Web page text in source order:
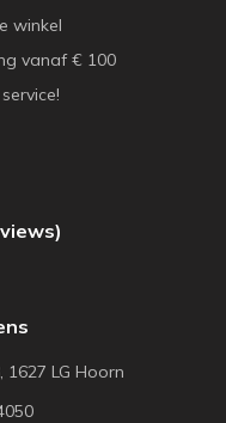
LG Hoorn
winkel
vanaf € 100